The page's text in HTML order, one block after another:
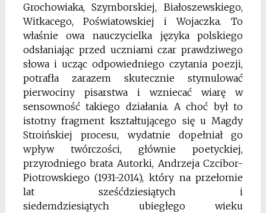
Grochowiaka, Szymborskiej, Białoszewskiego,
Witkacego, Poświatowskiej i Wojaczka. To
właśnieowa nauczycielka języka polskiego
odsłaniając przed uczniami czar prawdziwego
słowa i ucząc odpowiedniego czytania poezji,
potrafła zarazem skuteczniestymulować
pierwociny pisarstwa i wzniecać wiaręw
sensowność takiego działania. A choć był to
istotnyfragment kształtującego się u Magdy
Stroińskiej procesu, wydatnie dopełniał go
wpływ twórczości, główniepoetyckiej,
przyrodniego brata Autorki, Andrzeja Czcibor-
Piotrowskiego (1931-2014), który naprzełomie
lat sześćdziesiątych i
siedemdziesiątych ubiegłego wieku